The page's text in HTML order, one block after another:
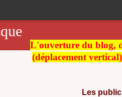
L'ouverture du blog,
(déplacement
Les